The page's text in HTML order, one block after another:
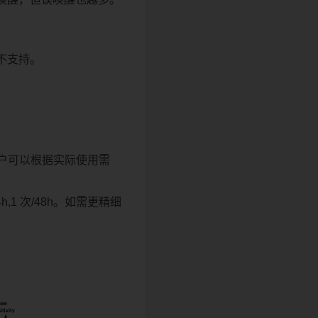
持。
可以根据实际使用需
次/48h。如需更精细